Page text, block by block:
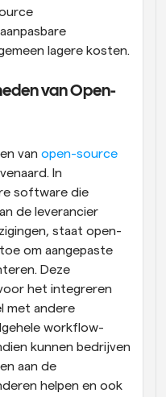
lagere kosten.
van Open-
van open-source
In
software die
de leverancier
staat open-
om aangepaste
Deze
het integreren
met andere
workflow-
kunnen bedrijven
aan de
helpen en ook